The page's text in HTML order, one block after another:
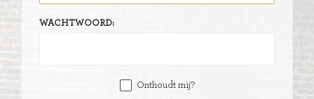
WACHTWOORD:
Onthoudt mij?